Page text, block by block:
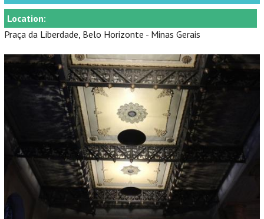
Location:
Praça da Liberdade, Belo Horizonte - Minas Gerais